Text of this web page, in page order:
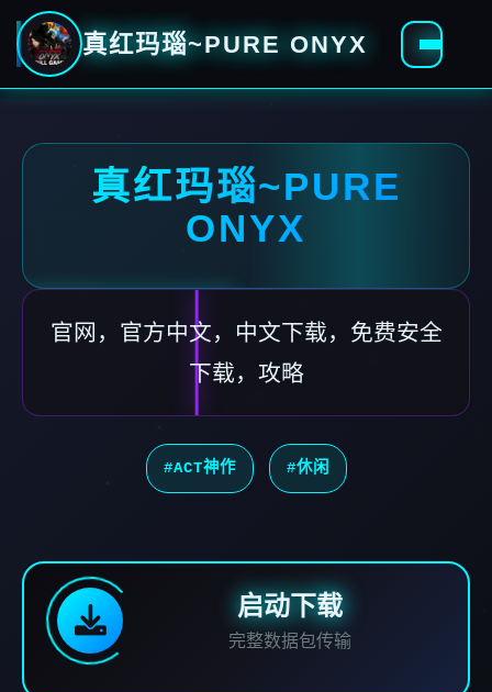
真红玛瑙~PURE ONYX
真红玛瑙~PURE
ONYX
官网，官方中文，中文下载，免费安全
下载，攻略
#ACT神作 #休闲
启动下载
完整数据包传输